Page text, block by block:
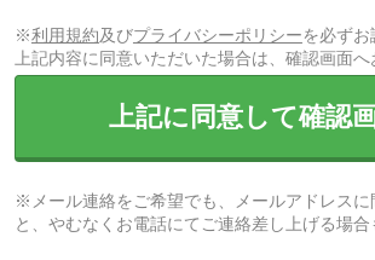
※利用規約及びプライバシーポリシーを必ずお
上記内容に同意いただいた場合は、確認画面へ
上記に同意して確認
※メール連絡をご希望でも、メールアドレスに
と、やむなくお電話にてご連絡差し上げる場合